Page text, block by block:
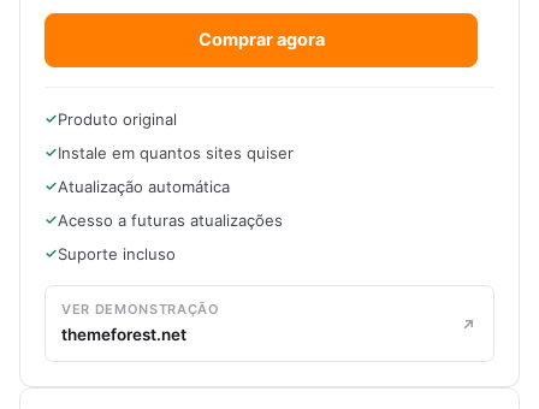
Comprar agora
Produto original
Instale em quantos sites quiser
Atualização automática
Acesso a futuras atualizações
Suporte incluso
VER DEMONSTRAÇÃO
themeforest.net